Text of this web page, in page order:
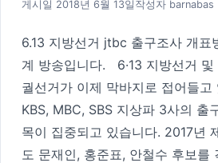
게시일 2018년 6월 13일 2018년 6월 24일
작성자 barnabas
6.13 지방선거 jtbc 출구조사 개표
계 방송입니다. 6·13 지방선거 및
궐선거가 이제 막바지로 접어들고
KBS, MBC, SBS 지상파 3사의 출
목이 집중되고 있습니다. 2017년
도 문재인, 홍준표, 안철수 후보를